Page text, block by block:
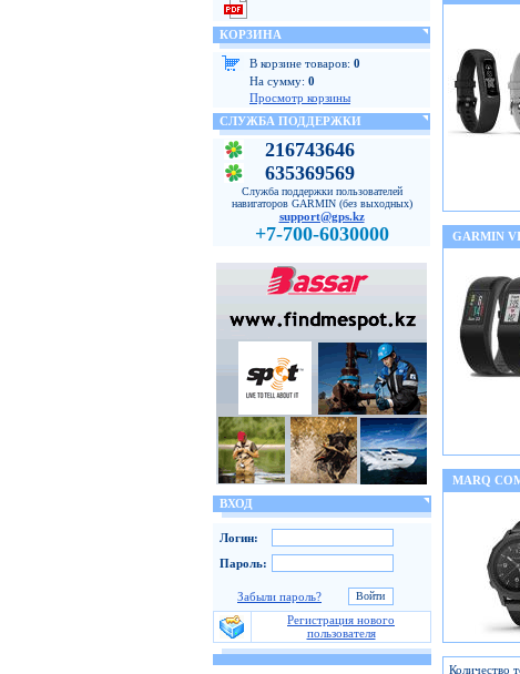
КОРЗИНА
В корзине товаров: 0
На сумму: 0
Просмотр корзины
СЛУЖБА ПОДДЕРЖКИ
216743646
635369569
Служба поддержки пользователей
навигаторов GARMIN (без выходных)
support@gps.kz
+7-700-6030000
ВХОД
Логин:
Пароль:
Забыли пароль?
Регистрация нового
пользователя
GARMIN
MARQ
Количество